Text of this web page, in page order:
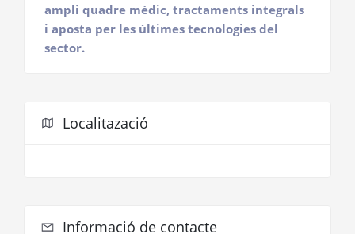
ampli quadre mèdic, tractaments integrals
i aposta per les últimes tecnologies del
sector.
Localitazació
Informació de contacte